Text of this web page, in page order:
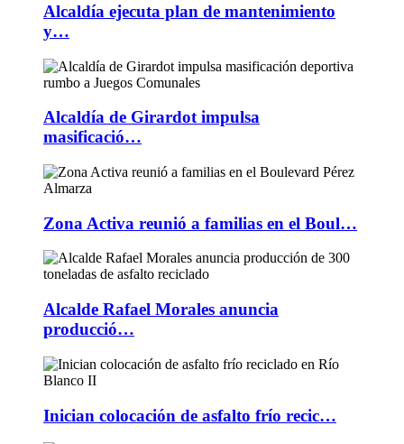
Alcaldía ejecuta plan de mantenimiento
y…
Alcaldía de Girardot impulsa
masificació…
Zona Activa reunió a familias en el Boul…
Alcalde Rafael Morales anuncia
producció…
Inician colocación de asfalto frío recic…